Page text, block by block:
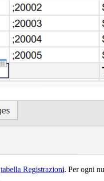
tabella Registrazioni. Per ogni